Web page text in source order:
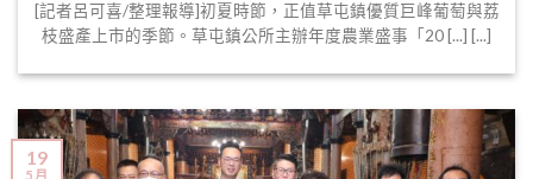
[記者呂可喜/整理報導]初夏時節，正值草屯鎮優質巨峰葡萄與荔
枝盛產上市的季節。草屯鎮公所主辦年度農業盛事「20 [...] [...]
19
5 月